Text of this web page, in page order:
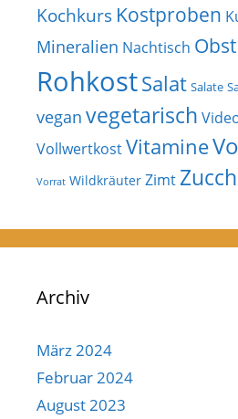
Kochkurs Kostproben
Mineralien Nachtisch Obst
RohkostSalat Salate
vegan vegetarisch
VollwertkostVitamine
Vorrat Wildkräuter Zimt
Archiv
März 2024
Februar 2024
August 2023